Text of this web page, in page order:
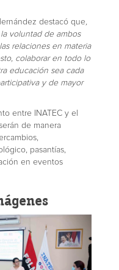
destacó que
voluntad de ambos
relaciones en materia
colaborar en todo lo
educación sea cada
y de mayor
entre INATEC y el
de manera
pasantías,
en eventos